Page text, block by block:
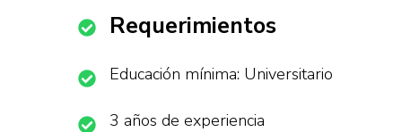
Requerimientos
Educación mínima: Universitario
3 años de experiencia